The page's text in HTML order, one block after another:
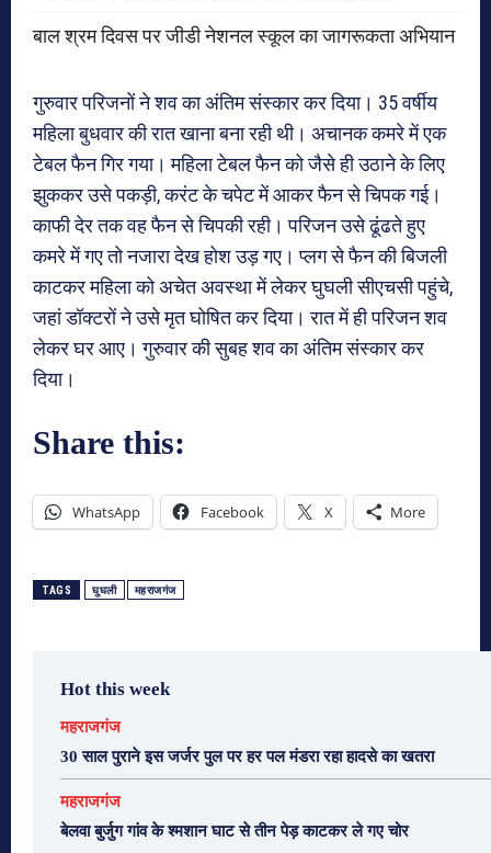
बाल श्रम दिवस पर जीडी नेशनल स्कूल का जागरूकता अभियान
गुरुवार परिजनों ने शव का अंतिम संस्कार कर दिया। 35 वर्षीय
महिला बुधवार की रात खाना बना रही थी। अचानक कमरे में एक
टेबल फैन गिर गया। महिला टेबल फैन को जैसे ही उठाने के लिए
झुककर उसे पकड़ी, करंट के चपेट में आकर फैन से चिपक गई।
काफी देर तक वह फैन से चिपकी रही। परिजन उसे ढूंढते हुए
कमरे में गए तो नजारा देख होश उड़ गए। प्लग से फैन की बिजली
काटकर महिला को अचेत अवस्था में लेकर घुघली सीएचसी पहुंचे,
जहां डॉक्टरों ने उसे मृत घोषित कर दिया। रात में ही परिजन शव
लेकर घर आए। गुरुवार की सुबह शव का अंतिम संस्कार कर
दिया।
Share this:
WhatsApp Facebook X More
TAGS घुघली महराजगंज
Hot this week
महराजगंज
30 साल पुराने इस जर्जर पुल पर हर पल मंडरा रहा हादसे का खतरा
महराजगंज
बेलवा बुर्जुग गांव के श्मशान घाट से तीन पेड़ काटकर ले गए चोर